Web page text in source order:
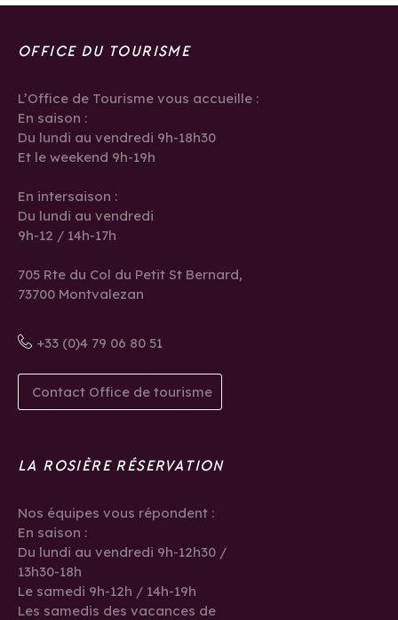
OFFICE DU TOURISME
L’Office de Tourisme vous accueille :
En saison :
Du lundi au vendredi 9h-18h30
Et le weekend 9h-19h
En intersaison :
Du lundi au vendredi
9h-12 / 14h-17h
705 Rte du Col du Petit St Bernard,
73700 Montvalezan
+33 (0)4 79 06 80 51
Contact Office de tourisme
LA ROSIÈRE RÉSERVATION
Nos équipes vous répondent :
En saison :
Du lundi au vendredi 9h-12h30 /
13h30-18h
Le samedi 9h-12h / 14h-19h
Les samedis des vacances de